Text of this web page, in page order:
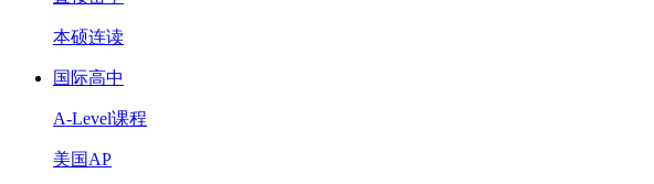
本硕连读
国际高中
A-Level课程
美国AP